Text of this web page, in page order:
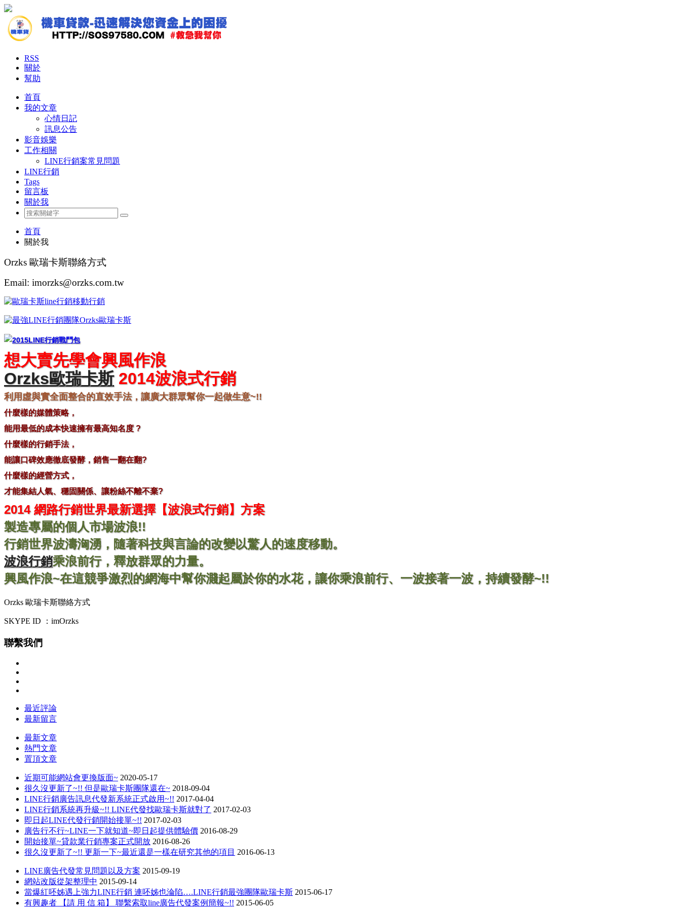
RSS
關於
幫助
首頁
我的文章
心情日記
訊息公告
影音娛樂
工作相關
LINE行銷案常見問題
LINE行銷
Tags
留言板
關於我
首頁
關於我
Orzks 歐瑞卡斯聯絡方式
Email: imorzks@orzks.com.tw
想大賣先學會興風作浪
Orzks歐瑞卡斯2014波浪式行銷
利用虛與實全面整合的直效手法，讓廣大群眾幫你一起做生意~!!
什麼樣的媒體策略，
能用最低的成本快速擁有最高知名度 ?
什麼樣的行銷手法，
能讓口碑效應徹底發酵，銷售一翻在翻?
什麼樣的經營方式，
才能集結人氣、穩固關係、讓粉絲不離不棄?
2014 網路行銷世界最新選擇【波浪式行銷】方案
製造專屬的個人市場波浪!!
行銷世界波濤洶湧，隨著科技與言論的改變以驚人的速度移動。
波浪行銷乘浪前行，釋放群眾的力量。
興風作浪~在這競爭激烈的網海中幫你濺起屬於你的水花，讓你乘浪前行、一波接著一波，持續發酵~!!
Orzks 歐瑞卡斯聯絡方式
SKYPE ID ：imOrzks
聯繫我們
最近評論
最新留言
最新文章
熱門文章
置頂文章
近期可能網站會更換版面~ 2020-05-17
很久沒更新了~!! 但是歐瑞卡斯團隊還在~ 2018-09-04
LINE行銷廣告訊息代發新系統正式啟用~!! 2017-04-04
LINE行銷系統再升級~!! LINE代發找歐瑞卡斯就對了 2017-02-03
即日起LINE代發行銷開始接單~!! 2017-02-03
廣告行不行~LINE一下就知道~即日起提供體驗價 2016-08-29
開始接單~貸款業行銷專案正式開放 2016-08-26
很久沒更新了~!! 更新一下~最近還是一樣在研究其他的項目 2016-06-13
LINE廣告代發常見問題以及方案 2015-09-19
網站改版從架整理中 2015-09-14
當爆紅呸姊遇上強力LINE行銷 連呸姊也淪陷….LINE行銷最強團隊歐瑞卡斯 2015-06-17
有興趣者 【請 用 信 箱】 聯繫索取line廣告代發案例簡報~!! 2015-06-05